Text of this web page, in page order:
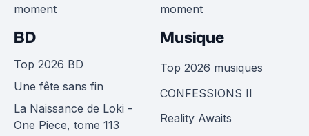
moment
moment
BD
Top 2026 BD
Une fête sans fin
La Naissance de Loki -
One Piece, tome 113
Musique
Top 2026 musiques
CONFESSIONS II
Reality Awaits